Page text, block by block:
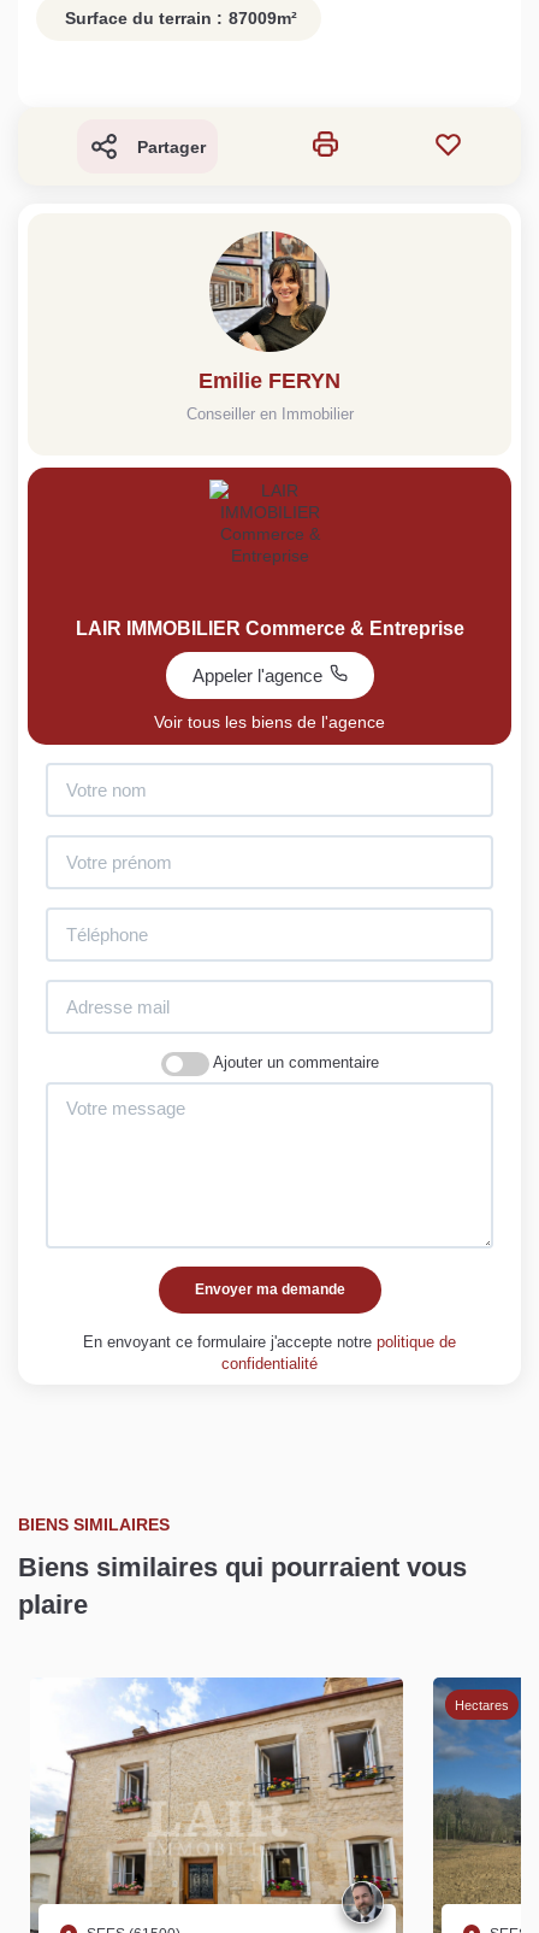
Surface du terrain : 87009m²
Partager
Emilie FERYN
Conseiller en Immobilier
LAIR IMMOBILIER Commerce & Entreprise
Appeler l'agence
Voir tous les biens de l'agence
Ajouter un commentaire
Envoyer ma demande
En envoyant ce formulaire j'accepte notre politique de
confidentialité
BIENS SIMILAIRES
Biens similaires qui pourraient vous
plaire
Hectares